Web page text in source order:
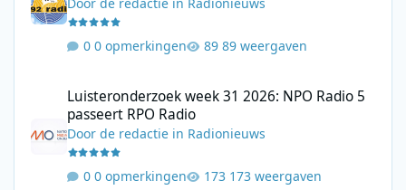
Doorde redactie in Radionieuws
0 opmerkingen 89 weergaven
Luisteronderzoek week 31 2026: NPO Radio 5
passeert RPO Radio
Doorde redactie in Radionieuws
0 opmerkingen 173 weergaven